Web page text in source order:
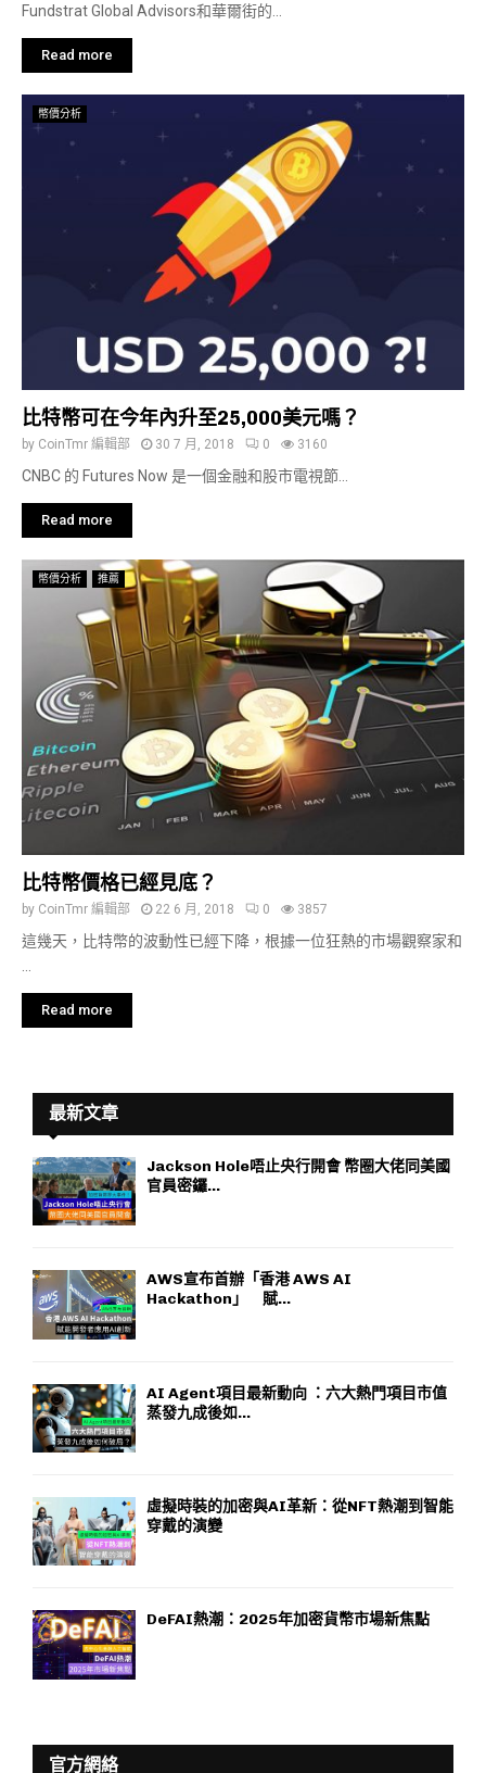
Fundstrat Global Advisors和華爾街的...
Read more
幣價分析
比特幣可在今年內升至25,000美元嗎？
by CoinTmr 編輯部 30 7 月, 2018 0 3160
CNBC 的 Futures Now 是一個金融和股市電視節...
Read more
幣價分析 推薦
比特幣價格已經見底？
by CoinTmr 編輯部 22 6 月, 2018 0 3857
這幾天，比特幣的波動性已經下降，根據一位狂熱的市場觀察家和
Read more
最新文章
Jackson Hole唔止央行開會 幣圈大佬同美國
官員密鑼...
AWS宣布首辦「香港 AWS AI
Hackathon」 賦...
AI Agent項目最新動向 ：六大熱門項目市值
蒸發九成後如...
虛擬時裝的加密與AI革新：從NFT熱潮到智能
穿戴的演變
DeFAI熱潮：2025年加密貨幣市場新焦點
官方網絡